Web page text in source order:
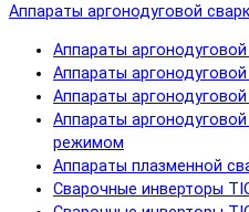
Аппараты аргонодуговой
Аппараты
Аппараты
Аппараты
Аппараты
режимом
Аппараты плазменной
Сварочные инверторы